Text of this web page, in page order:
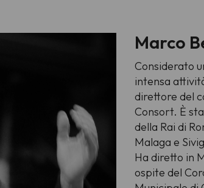
Marco
Considerato
intensa
direttore del
Consort. È
della Rai di
Malaga e
Ha diretto in
ospite del